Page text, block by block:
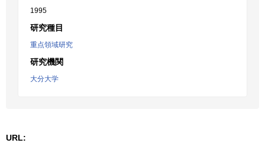
1995
研究種目
重点領域研究
研究機関
大分大学
URL: